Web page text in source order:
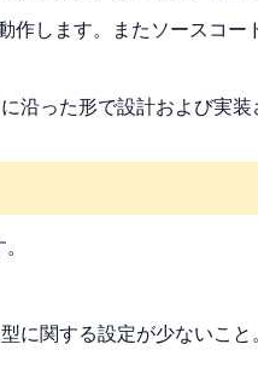
します。またソースコ
った形で設計および実装
に関する設定が少ないこと。